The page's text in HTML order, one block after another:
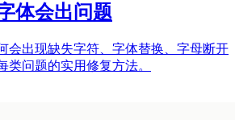
体会出问题
会出现缺失字符、字体替换、字母断开
类问题的实用修复方法。